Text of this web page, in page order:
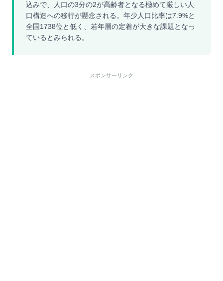
込みで、人口の3分の2が高齢者となる極めて厳しい人
口構造への移行が懸念される。年少人口比率は7.9%と
全国1738位と低く、若年層の定着が大きな課題となっ
ているとみられる。
スポンサーリンク